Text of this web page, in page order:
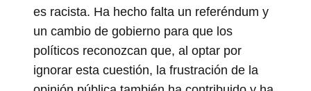
es racista. Ha hecho falta un referéndum y
un cambio de gobierno para que los
políticos reconozcan que, al optar por
ignorar esta cuestión, la frustración de la